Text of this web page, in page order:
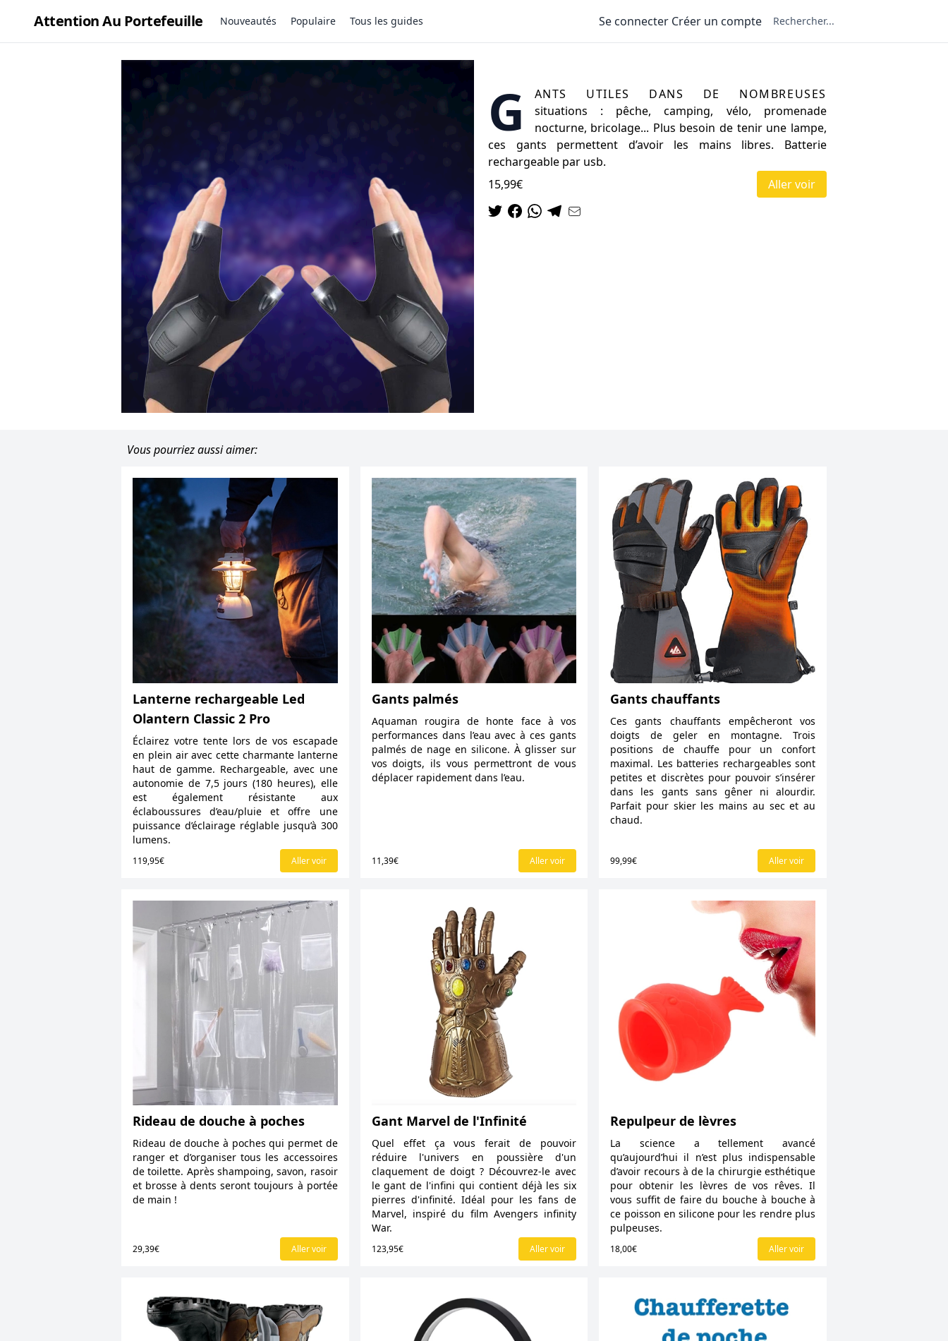
Attention Au Portefeuille Nouveautés Populaire Tous les guides Se connecter Créer un compte
G
ants utiles dans de nombreuses
situations : pêche, camping, vélo, promenade
nocturne, bricolage... Plus besoin de tenir une lampe,
ces gants permettent d’avoir les mains libres. Batterie
rechargeable par usb.
15,99€
Aller voir
Vous pourriez aussi aimer:
Lanterne rechargeable Led
Olantern Classic 2 Pro
Éclairez votre tente lors de vos escapade
en plein air avec cette charmante lanterne
haut de gamme. Rechargeable, avec une
autonomie de 7,5 jours (180 heures), elle
est également résistante aux
éclaboussures d’eau/pluie et offre une
puissance d’éclairage réglable jusqu’à 300
lumens.
119,95€ Aller voir
Gants palmés
Aquaman rougira de honte face à vos
performances dans l’eau avec à ces gants
palmés de nage en silicone. À glisser sur
vos doigts, ils vous permettront de vous
déplacer rapidement dans l’eau.
11,39€ Aller voir
Gants chauffants
Ces gants chauffants empêcheront vos
doigts de geler en montagne. Trois
positions de chauffe pour un confort
maximal. Les batteries rechargeables sont
petites et discrètes pour pouvoir s’insérer
dans les gants sans gêner ni alourdir.
Parfait pour skier les mains au sec et au
chaud.
99,99€ Aller voir
Rideau de douche à poches
Rideau de douche à poches qui permet de
ranger et d’organiser tous les accessoires
de toilette. Après shampoing, savon, rasoir
et brosse à dents seront toujours à portée
de main !
29,39€ Aller voir
Gant Marvel de l'Infinité
Quel effet ça vous ferait de pouvoir
réduire l'univers en poussière d'un
claquement de doigt ? Découvrez-le avec
le gant de l'infini qui contient déjà les six
pierres d'infinité. Idéal pour les fans de
Marvel, inspiré du film Avengers infinity
War.
123,95€ Aller voir
Repulpeur de lèvres
La science a tellement avancé
qu’aujourd’hui il n’est plus indispensable
d’avoir recours à de la chirurgie esthétique
pour obtenir les lèvres de vos rêves. Il
vous suffit de faire du bouche à bouche à
ce poisson en silicone pour les rendre plus
pulpeuses.
18,00€ Aller voir